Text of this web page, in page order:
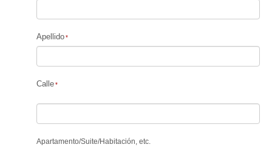
Apellido
Calle
Apartamento/Suite/Habitación, etc.